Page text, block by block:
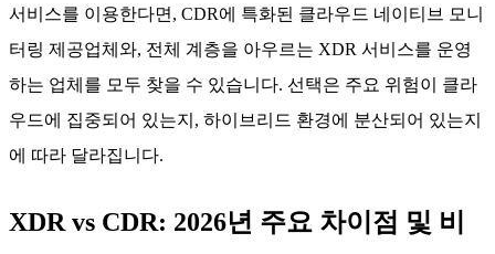
서비스를 이용한다면, CDR에 특화된 클라우드 네이티브 모니
터링 제공업체와, 전체 계층을 아우르는 XDR 서비스를 운영
하는 업체를 모두 찾을 수 있습니다. 선택은 주요 위험이 클라
우드에 집중되어 있는지, 하이브리드 환경에 분산되어 있는지
에 따라 달라집니다.
XDR vs CDR: 2026년 주요 차이점 및 비